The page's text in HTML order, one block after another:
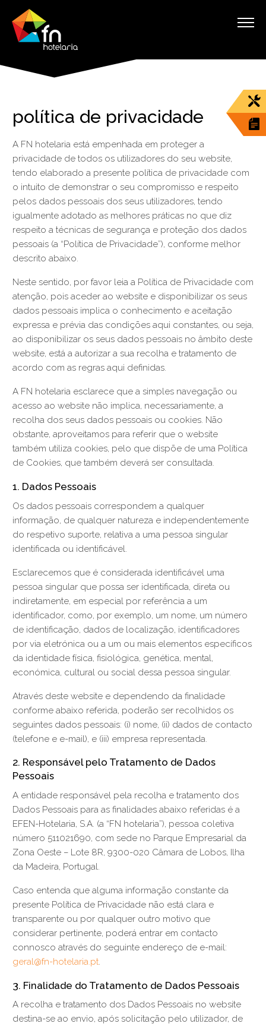
política de privacidade
A FN hotelaria está empenhada em proteger a
privacidade de todos os utilizadores do seu website,
tendo elaborado a presente política de privacidade com
o intuito de demonstrar o seu compromisso e respeito
pelos dados pessoais dos seus utilizadores, tendo
igualmente adotado as melhores práticas no que diz
respeito a técnicas de segurança e proteção dos dados
pessoais (a “Política de Privacidade”), conforme melhor
descrito abaixo.
Neste sentido, por favor leia a Política de Privacidade com
atenção, pois aceder ao website e disponibilizar os seus
dados pessoais implica o conhecimento e aceitação
expressa e prévia das condições aqui constantes, ou seja,
ao disponibilizar os seus dados pessoais no âmbito deste
website, está a autorizar a sua recolha e tratamento de
acordo com as regras aqui definidas.
A FN hotelaria esclarece que a simples navegação ou
acesso ao website não implica, necessariamente, a
recolha dos seus dados pessoais ou cookies. Não
obstante, aproveitamos para referir que o website
também utiliza cookies, pelo que dispõe de uma Política
de Cookies, que também deverá ser consultada.
1. Dados Pessoais
Os dados pessoais correspondem a qualquer
informação, de qualquer natureza e independentemente
do respetivo suporte, relativa a uma pessoa singular
identificada ou identificável.
Esclarecemos que é considerada identificável uma
pessoa singular que possa ser identificada, direta ou
indiretamente, em especial por referência a um
identificador, como, por exemplo, um nome, um número
de identificação, dados de localização, identificadores
por via eletrónica ou a um ou mais elementos específicos
da identidade física, fisiológica, genética, mental,
económica, cultural ou social dessa pessoa singular.
Através deste website e dependendo da finalidade
conforme abaixo referida, poderão ser recolhidos os
seguintes dados pessoais: (i) nome, (ii) dados de contacto
(telefone e e-mail), e (iii) empresa representada.
2. Responsável pelo Tratamento de Dados
Pessoais
A entidade responsável pela recolha e tratamento dos
Dados Pessoais para as finalidades abaixo referidas é a
EFEN-Hotelaria, S.A. (a “FN hotelaria”), pessoa coletiva
número 511021690, com sede no Parque Empresarial da
Zona Oeste – Lote 8R, 9300-020 Câmara de Lobos, Ilha
da Madeira, Portugal.
Caso entenda que alguma informação constante da
presente Política de Privacidade não está clara e
transparente ou por qualquer outro motivo que
considerar pertinente, poderá entrar em contacto
connosco através do seguinte endereço de e-mail:
geral@fn-hotelaria.pt.
3. Finalidade do Tratamento de Dados Pessoais
A recolha e tratamento dos Dados Pessoais no website
destina-se ao envio, após solicitação pelo utilizador, de